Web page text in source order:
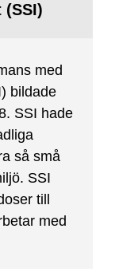
med
bildade
SSI hade
så små
SSI
till
med